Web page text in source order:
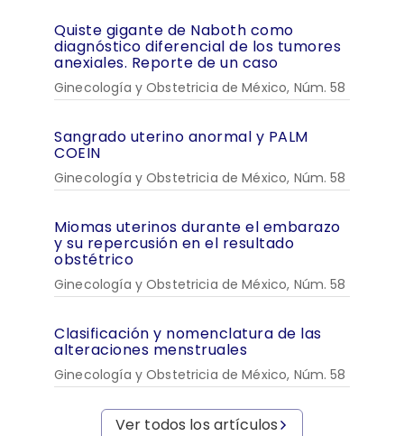
Quiste gigante de Naboth como
diagnóstico diferencial de los tumores
anexiales. Reporte de un caso
Ginecología y Obstetricia de México, Núm. 58
Sangrado uterino anormal y PALM
COEIN
Ginecología y Obstetricia de México, Núm. 58
Miomas uterinos durante el embarazo
y su repercusión en el resultado
obstétrico
Ginecología y Obstetricia de México, Núm. 58
Clasificación y nomenclatura de las
alteraciones menstruales
Ginecología y Obstetricia de México, Núm. 58
Ver todos los artículos